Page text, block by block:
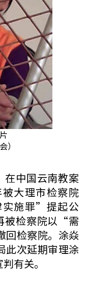
）
在中国云南教案
大理市检察院
施罪”提起公
被检察院以“需
回检察院。涂焱
此次延期审理涂
有关。